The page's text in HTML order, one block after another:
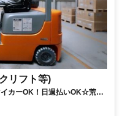
リフト等)
カーOK！日週払いOK☆荒本